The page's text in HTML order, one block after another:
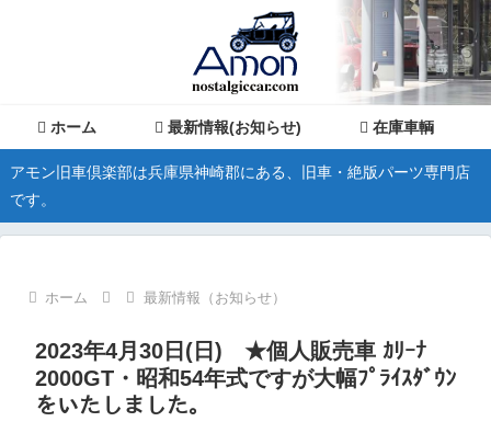
ホーム 最新情報(お知らせ) 在庫車輌
アモン旧車倶楽部は兵庫県神崎郡にある、旧車・絶版パーツ専門店
です。
ホーム 最新情報（お知らせ）
2023年4月30日(日) ★個人販売車 ｶﾘｰﾅ
2000GT・昭和54年式ですが大幅ﾌﾟﾗｲｽﾀﾞｳﾝ
をいたしました。